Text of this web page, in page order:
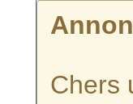
Chers